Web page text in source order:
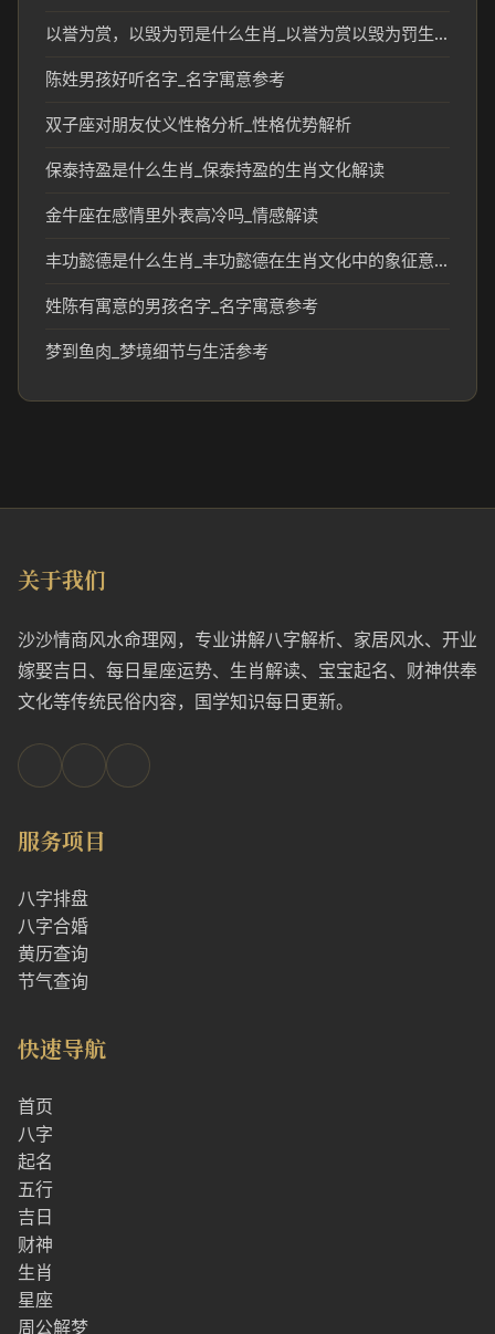
以誉为赏，以毁为罚是什么生肖_以誉为赏以毁为罚生肖的传统文化解读
陈姓男孩好听名字_名字寓意参考
双子座对朋友仗义性格分析_性格优势解析
保泰持盈是什么生肖_保泰持盈的生肖文化解读
金牛座在感情里外表高冷吗_情感解读
丰功懿德是什么生肖_丰功懿德在生肖文化中的象征意义
姓陈有寓意的男孩名字_名字寓意参考
梦到鱼肉_梦境细节与生活参考
关于我们
沙沙情商风水命理网，专业讲解八字解析、家居风水、开业
嫁娶吉日、每日星座运势、生肖解读、宝宝起名、财神供奉
文化等传统民俗内容，国学知识每日更新。
服务项目
八字排盘
八字合婚
黄历查询
节气查询
快速导航
首页
八字
起名
五行
吉日
财神
生肖
星座
周公解梦